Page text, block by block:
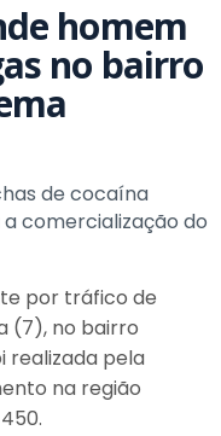
homem
no bairro
de cocaína
comercialização do
por tráfico de
(7), no bairro
realizada pela
na região